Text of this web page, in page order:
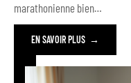
marathonienne bien…
EN SAVOIR PLUS